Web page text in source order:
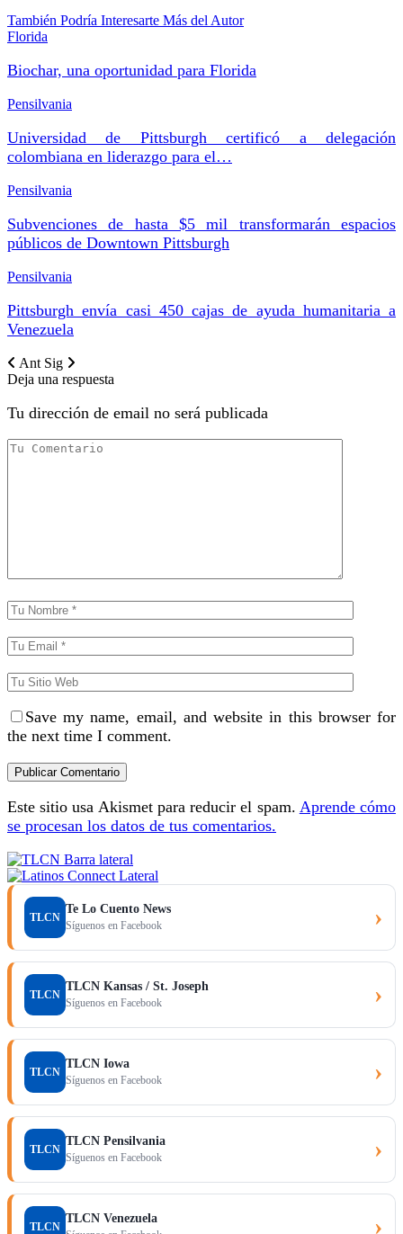
También Podría Interesarte Más del Autor
Florida
Biochar, una oportunidad para Florida
Pensilvania
Universidad de Pittsburgh certificó a delegación
colombiana en liderazgo para el…
Pensilvania
Subvenciones de hasta $5 mil transformarán espacios
públicos de Downtown Pittsburgh
Pensilvania
Pittsburgh envía casi 450 cajas de ayuda humanitaria a
Venezuela
Ant Sig
Deja una respuesta
Tu dirección de email no será publicada
Save my name, email, and website in this browser for
the next time I comment.
Este sitio usa Akismet para reducir el spam. Aprende cómo
se procesan los datos de tus comentarios.
TLCN
Te Lo Cuento News
Síguenos en Facebook ›
TLCN
TLCN Kansas / St. Joseph
Síguenos en Facebook ›
TLCN
TLCN Iowa
Síguenos en Facebook ›
TLCN
TLCN Pensilvania
Síguenos en Facebook ›
TLCN
TLCN Venezuela ›